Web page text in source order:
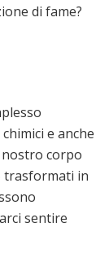
di fame?
e anche
corpo
trasformati in
sentire